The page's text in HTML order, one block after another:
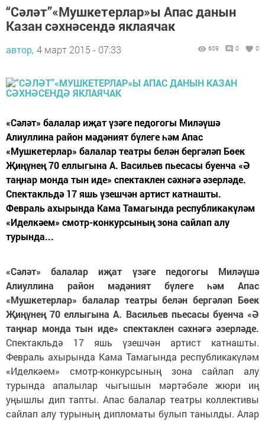
“Сәләт”«Мушкетерлар»ы Апас данын
Казан сәхнәсендә яклаячак
автор, 4 март 2015 - 07:33 609 0 0
«Сәләт» балалар иҗат үзәге педогогы Миләүшә
Алиуллина район мәдәният бүлеге һәм Апас
«Мушкетерлар» балалар театры белән бергәләп Бөек
Җиңүнең 70 еллыгына А. Васильев пьесасы буенча «Ә
таңнар монда тын иде» спектаклен сәхнәгә әзерләде.
Спектакльдә 17 яшь үзешчән артист катнашты.
Февраль ахырында Кама Тамагында республикакүләм
«Иделкәем» смотр-конкурсының зона сайлап алу
турында...
«Сәләт» балалар иҗат үзәге педогогы Миләүшә
Алиуллина район мәдәният бүлеге һәм Апас
«Мушкетерлар» балалар театры белән бергәләп Бөек
Җиңүнең 70 еллыгына А. Васильев пьесасы буенча «Ә
таңнар монда тын иде» спектаклен сәхнәгә әзерләде.
Спектакльдә 17 яшь үзешчән артист катнашты.
Февраль ахырында Кама Тамагында республикакүләм
«Иделкәем» смотр-конкурсының зона сайлап алу
турында апалылар чыгышын мәртәбәле жюри иң
уңышлы дип тапты. Апас балалар театры коллективы
сайлап алу турының дипломаты булып танылды. Алар